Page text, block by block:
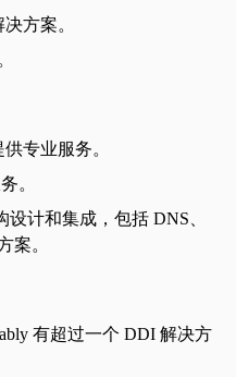
方案。
专业服务。
。
计和集成，包括 DNS、
案。
有超过一个 DDI 解决方